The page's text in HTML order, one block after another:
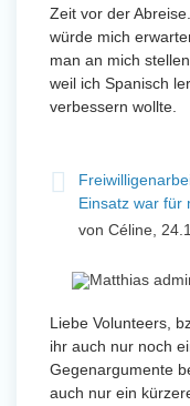
Zeit vor der
würde mich
man an mich
weil ich Spanisch
verbessern wollte.
Einsatz war für
von Céline,
Liebe Volunteers,
ihr auch nur noch
Gegenargumente
auch nur ein